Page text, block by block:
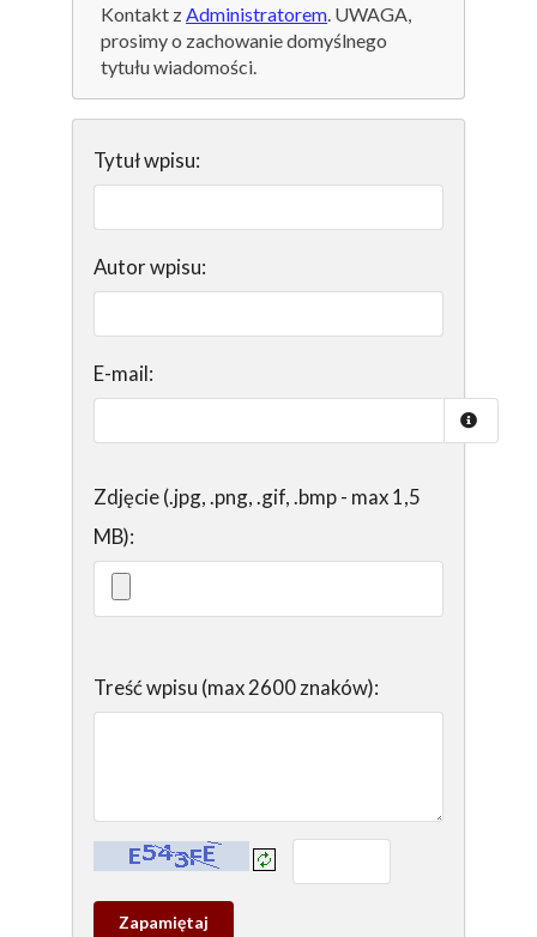
Kontakt zAdministratorem. UWAGA,
prosimy o zachowanie domyślnego
tytułu wiadomości.
Tytuł wpisu:
Autor wpisu:
E-mail:
Zdjęcie (.jpg, .png, .gif, .bmp - max 1,5
MB):
Treść wpisu (max 2600 znaków):
Kontrola - wprowadź tekst z obrazka:
Zapamietaj